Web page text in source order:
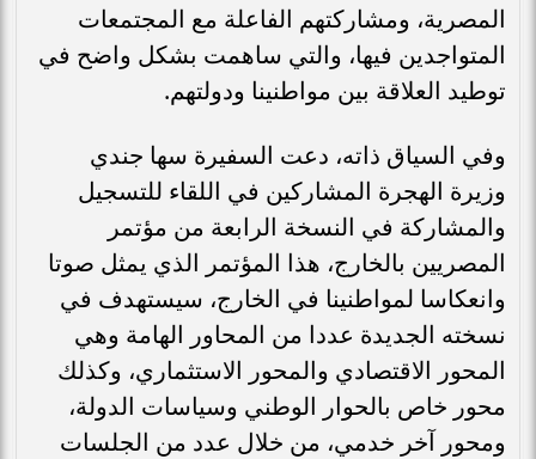
المصرية، ومشاركتهم الفاعلة مع المجتمعات
المتواجدين فيها، والتي ساهمت بشكل واضح في
توطيد العلاقة بين مواطنينا ودولتهم.
وفي السياق ذاته، دعت السفيرة سها جندي
وزيرة الهجرة المشاركين في اللقاء للتسجيل
والمشاركة في النسخة الرابعة من مؤتمر
المصريين بالخارج، هذا المؤتمر الذي يمثل صوتا
وانعكاسا لمواطنينا في الخارج، سيستهدف في
نسخته الجديدة عددا من المحاور الهامة وهي
المحور الاقتصادي والمحور الاستثماري، وكذلك
محور خاص بالحوار الوطني وسياسات الدولة،
ومحور آخر خدمي، من خلال عدد من الجلسات